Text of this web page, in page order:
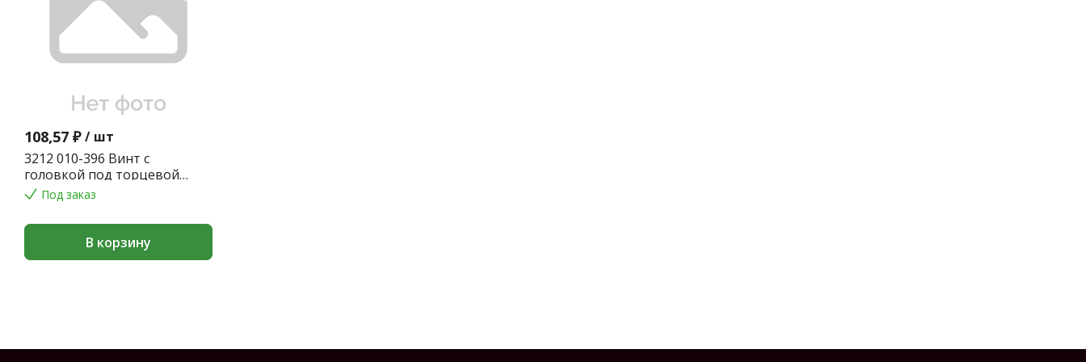
108,57 ₽ / шт
3212 010-396 Винт с
головкой под торцевой
ключПод заказ
В корзину